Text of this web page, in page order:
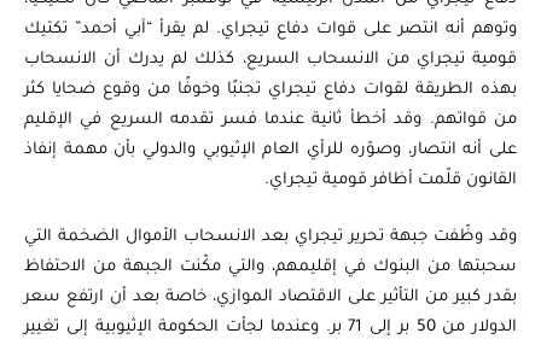
وتوهم أنه انتصر على قوات دفاع تيجراي. لم يقرأ “آبي أحمد” تكتيك
قومية تيجراي من الانسحاب السريع، كذلك لم يدرك أن الانسحاب
بهذه الطريقة لقوات دفاع تيجراي تجنبًا وخوفًا من وقوع ضحايا كثر
من قواتهم. وقد أخطأ ثانية عندما فسر تقدمه السريع في الإقليم
على أنه انتصار، وصوّره للرأي العام الإثيوبي والدولي بأن مهمة إنفاذ
القانون قلّمت أظافر قومية تيجراي.
وقد وظّفت جبهة تحرير تيجراي بعد الانسحاب الأموال الضخمة التي
سحبتها من البنوك في إقليمهم، والتي مكّنت الجبهة من الاحتفاظ
بقدر كبير من التأثير على الاقتصاد الموازي، خاصة بعد أن ارتفع سعر
الدولار من 50 بر إلى 71 بر. وعندما لجأت الحكومة الإثيوبية إلى تغيير